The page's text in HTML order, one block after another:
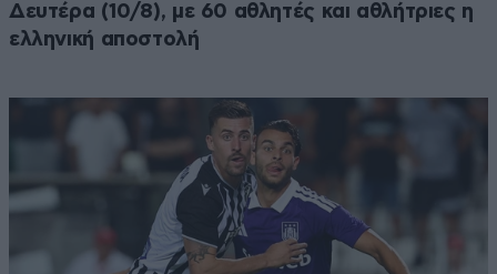
Δευτέρα (10/8), με 60 αθλητές και αθλήτριες η
ελληνική αποστολή